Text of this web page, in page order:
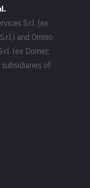
S.r.l. (ex
and Omnio
(ex Domec
subsidiaries of